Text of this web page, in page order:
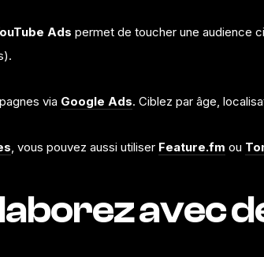
Ads permet de toucher une audience
via Google Ads. Ciblez par âge,
, vous pouvez aussi utiliser Feature.fm ou
avec